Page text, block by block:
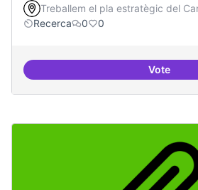
Treballem el pla estratègic del
Recerca
0 0
VotePilot